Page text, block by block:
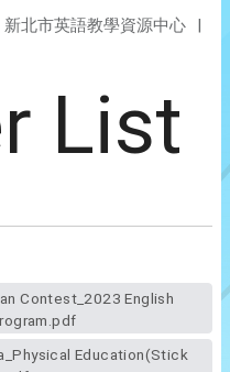
新北市英語教學資源中心 |
List